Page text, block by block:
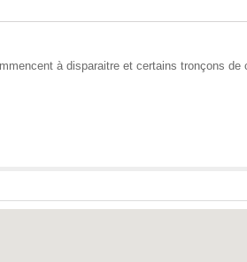
à disparaitre et certains tronçons